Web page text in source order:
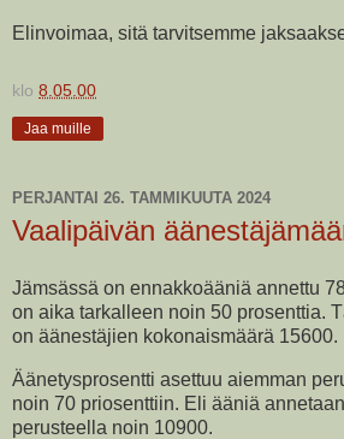
Elinvoimaa, sitä tarvitsemme
klo 8.05.00
Jaa muille
PERJANTAI 26. TAMMIKUUTA 2024
Vaalipäivän
Jämsässä on ennakkoääniä annettu
on aika tarkalleen noin 50 prosenttia.
on äänestäjien kokonaismäärä 15600.
Äänetysprosentti asettuu aiemman
noin 70 priosenttiin. Eli ääniä
perusteella noin 10900.